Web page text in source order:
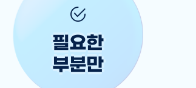
필요한
부분만